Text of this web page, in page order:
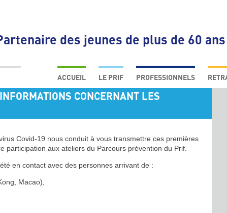
des jeunes de plus de 60 ans
to
content
ACCUEIL LE PRIF
QUI SOMMES NOUS ?
NOS PARTENAIRES
PROFESSIONNELS
ACTEURS LOCAUX
SCIENTIFIQUES, ACTEURS DE
SANTÉ
CONCERNANT LES
Covid-19 nous conduit à vous transmettre ces premières
participation aux ateliers du Parcours prévention du Prif.
en contact avec des personnes arrivant de :
Macao),